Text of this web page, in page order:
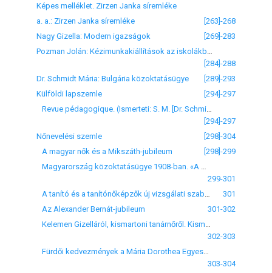
Képes melléklet. Zirzen Janka síremléke
a. a.: Zirzen Janka síremléke
[263]-268
Nagy Gizella: Modern igazságok
[269]-283
[284]-288
Dr. Schmidt Mária: Bulgária közoktatásügye
[289]-293
Külföldi lapszemle
[294]-297
[294]-297
Nőnevelési szemle
[298]-304
A magyar nők és a Mikszáth-jubileum
[298]-299
299-301
301
Az Alexander Bernát-jubileum
301-302
302-303
303-304